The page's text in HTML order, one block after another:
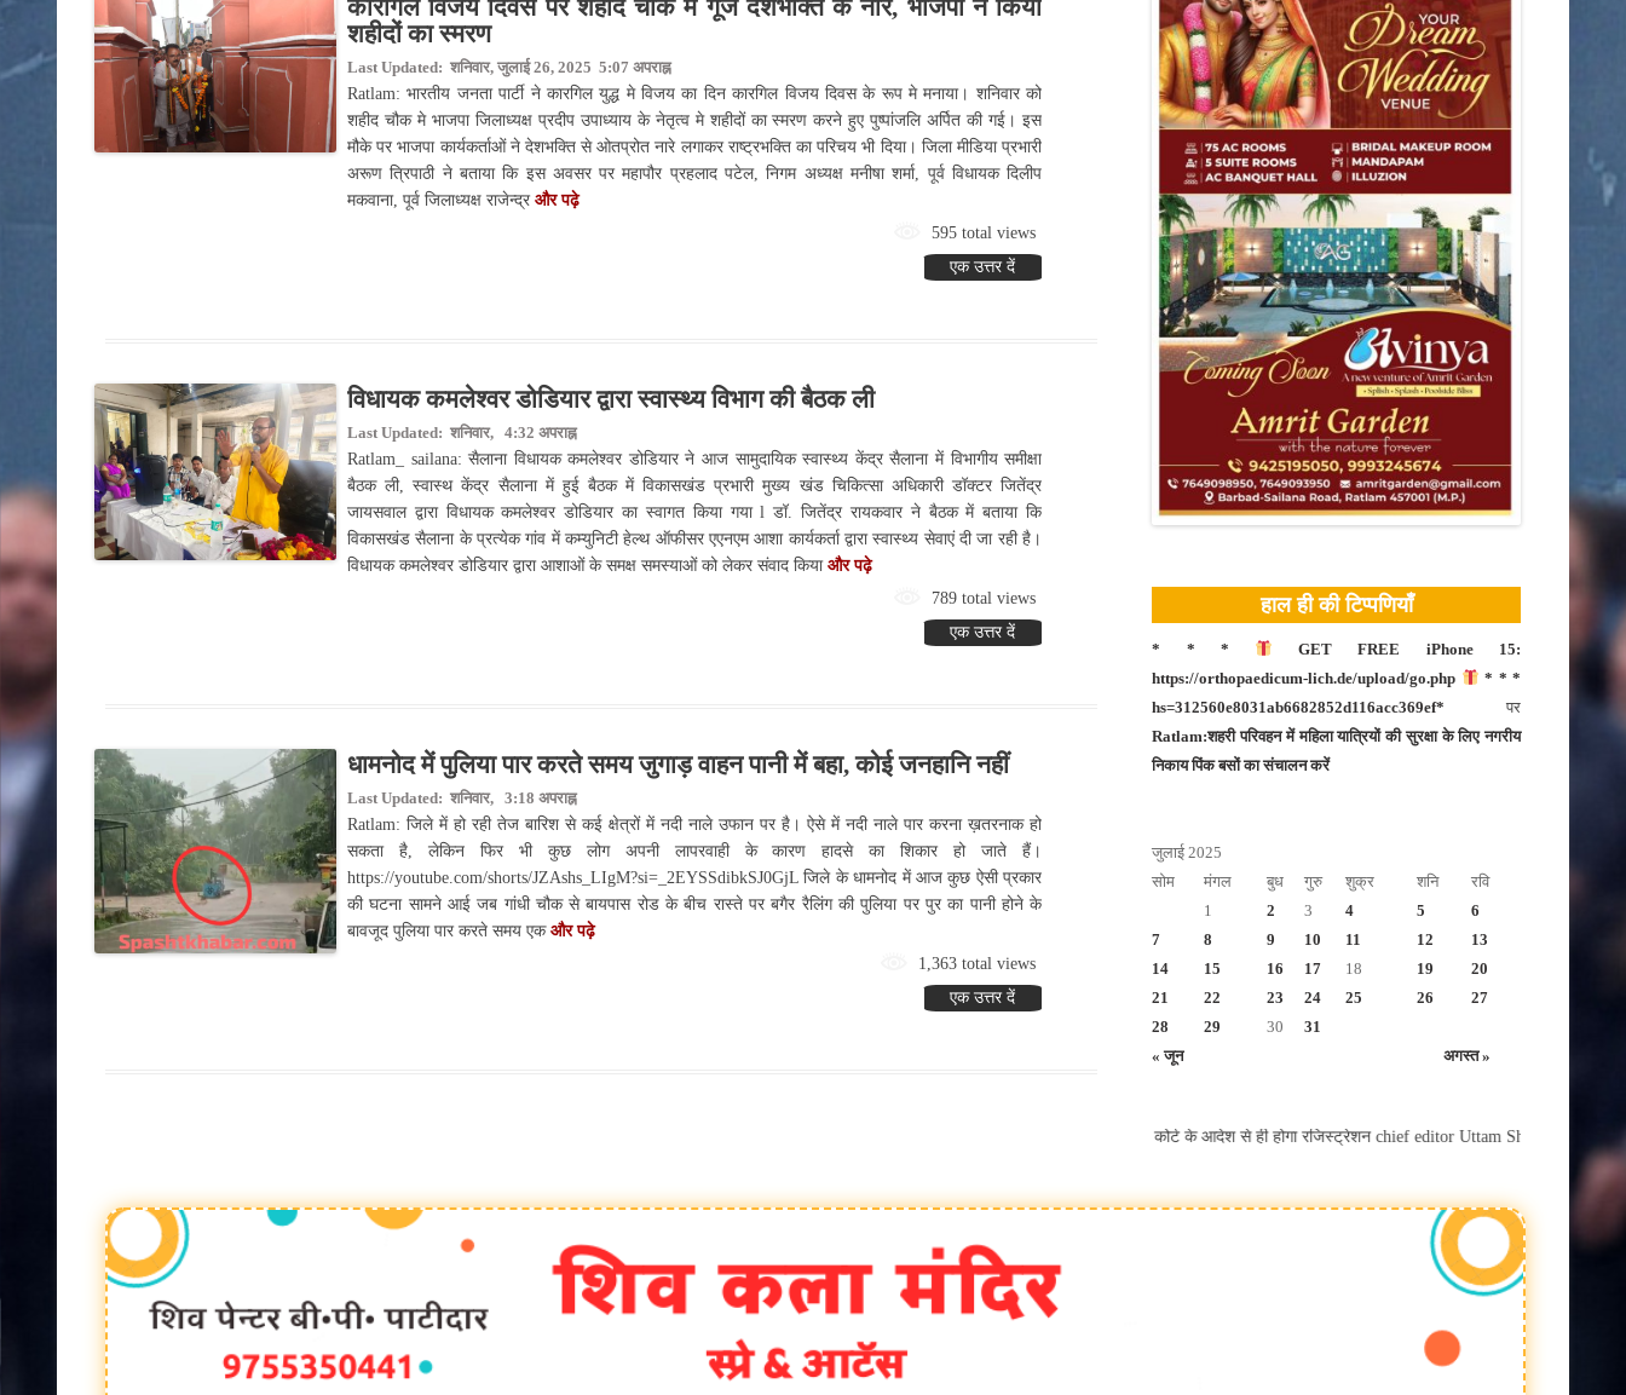
आगर
राजनीति
ग्वालियर
छतरपुर
जबलपुर
झाबुआ
छिंदवाड़ा
धार
पन्ना
नीमच
दतिया
नरसिंहपुर
मंदसौर
भोपाल
बुरहानपुर
उज्जैन
बैतूल
कारगिल विजय दिवस पर शहीद चौक मे गूंजे देशभक्ति के नारे, भाजपा ने किया
शहीदों का स्मरण
Last Updated: शनिवार, जुलाई 26, 2025 5:07 अपराह्न
Ratlam: भारतीय जनता पार्टी ने कारगिल युद्ध मे विजय का दिन कारगिल विजय दिवस के रूप मे मनाया। शनिवार को
शहीद चौक मे भाजपा जिलाध्यक्ष प्रदीप उपाध्याय के नेतृत्व मे शहीदों का स्मरण करने हुए पुष्पांजलि अर्पित की गई। इस
मौके पर भाजपा कार्यकर्ताओं ने देशभक्ति से ओतप्रोत नारे लगाकर राष्ट्रभक्ति का परिचय भी दिया। जिला मीडिया प्रभारी
अरूण त्रिपाठी ने बताया कि इस अवसर पर महापौर प्रहलाद पटेल, निगम अध्यक्ष मनीषा शर्मा, पूर्व विधायक दिलीप
मकवाना, पूर्व जिलाध्यक्ष राजेन्द्र और पढ़े
595 total views
एक उत्तर दें
विधायक कमलेश्वर डोडियार द्वारा स्वास्थ्य विभाग की बैठक ली
Last Updated: शनिवार, 4:32 अपराह्न
Ratlam_ sailana: सैलाना विधायक कमलेश्वर डोडियार ने आज सामुदायिक स्वास्थ्य केंद्र सैलाना में विभागीय समीक्षा
बैठक ली, स्वास्थ केंद्र सैलाना में हुई बैठक में विकासखंड प्रभारी मुख्य खंड चिकित्सा अधिकारी डॉक्टर जितेंद्र
जायसवाल द्वारा विधायक कमलेश्वर डोडियार का स्वागत किया गया l डॉ. जितेंद्र रायकवार ने बैठक में बताया कि
विकासखंड सैलाना के प्रत्येक गांव में कम्युनिटी हेल्थ ऑफीसर एएनएम आशा कार्यकर्ता द्वारा स्वास्थ्य सेवाएं दी जा रही है।
विधायक कमलेश्वर डोडियार द्वारा आशाओं के समक्ष समस्याओं को लेकर संवाद किया और पढ़े
789 total views
एक उत्तर दें
धामनोद में पुलिया पार करते समय जुगाड़ वाहन पानी में बहा, कोई जनहानि नहीं
Last Updated: शनिवार, 3:18 अपराह्न
Ratlam: जिले में हो रही तेज बारिश से कई क्षेत्रों में नदी नाले उफान पर है। ऐसे में नदी नाले पार करना ख़तरनाक हो
सकता है, लेकिन फिर भी कुछ लोग अपनी लापरवाही के कारण हादसे का शिकार हो जाते हैं।
https://youtube.com/shorts/JZAshs_LIgM?si=_2EYSSdibkSJ0GjL जिले के धामनोद में आज कुछ ऐसी प्रकार
की घटना सामने आई जब गांधी चौक से बायपास रोड के बीच रास्ते पर बगैर रैलिंग की पुलिया पर पुर का पानी होने के
बावजूद पुलिया पार करते समय एक और पढ़े
1,363 total views
एक उत्तर दें
हाल ही की टिप्पणियाँ
* * *
GET FREE iPhone 15:
https://orthopaedicum-lich.de/upload/go.php
* * *
hs=312560e8031ab6682852d116acc369ef* पर
Ratlam:शहरी परिवहन में महिला यात्रियों की सुरक्षा के लिए नगरीय
निकाय पिंक बसों का संचालन करें
जुलाई 2025
सोम
मंगल बुध गुरु शुक्र शनि रवि
« जून अगस्त »
1 2 3 4 5
6
7
8 9 10 11 12
13
14
15 16 17 18 19
20
21
22 23 24 25 26
27
28
29 30 31
देश:- जन्म-मृत्यु पंजीकरण बिल राज्यसभा से पास, 2 साल की देरी पर अब कोर्ट के आदेश से ही होगा रजिस्ट्रेशन chief editor Uttam Sharma. mk